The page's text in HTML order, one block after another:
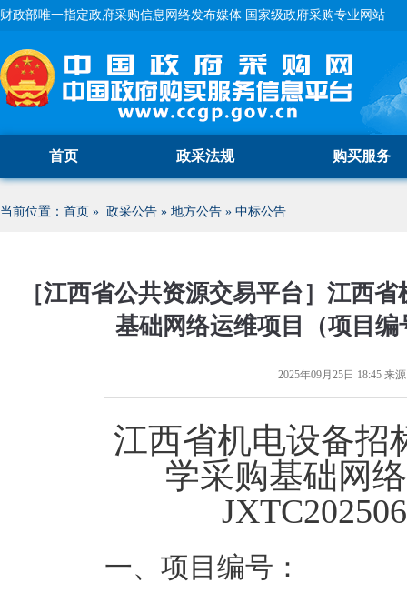
财政部唯一指定政府采购信息网络发布媒体 国家级政府采购专业网站
首页 政采法规 购买服务
当前位置： 首页 » 政采公告 » 地方公告 » 中标公告
［江西省公共资源交易平台］江西
基础网络运维项目（项目编
2025年09月25日 18:45 来
江西省机电设备招
学采购基础网
一、项目编号：